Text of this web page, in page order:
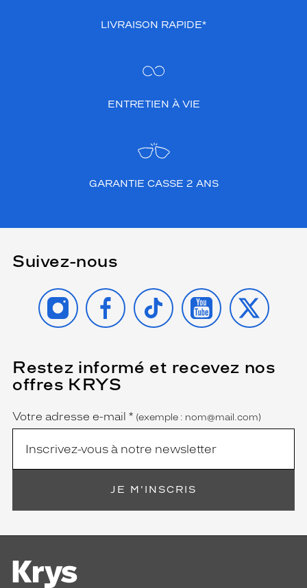
LIVRAISON RAPIDE*
ENTRETIEN À VIE
GARANTIE CASSE 2 ANS
Suivez-nous
INSTAGRAMFACEBOOK
TIKTOK YOUTUBE
X
Restez informé et recevez nos
offres KRYS
Name
Votre adresse e-mail *
(Ce
champ
est
(exemple : nom@mail.com)
JE M'INSCRIS